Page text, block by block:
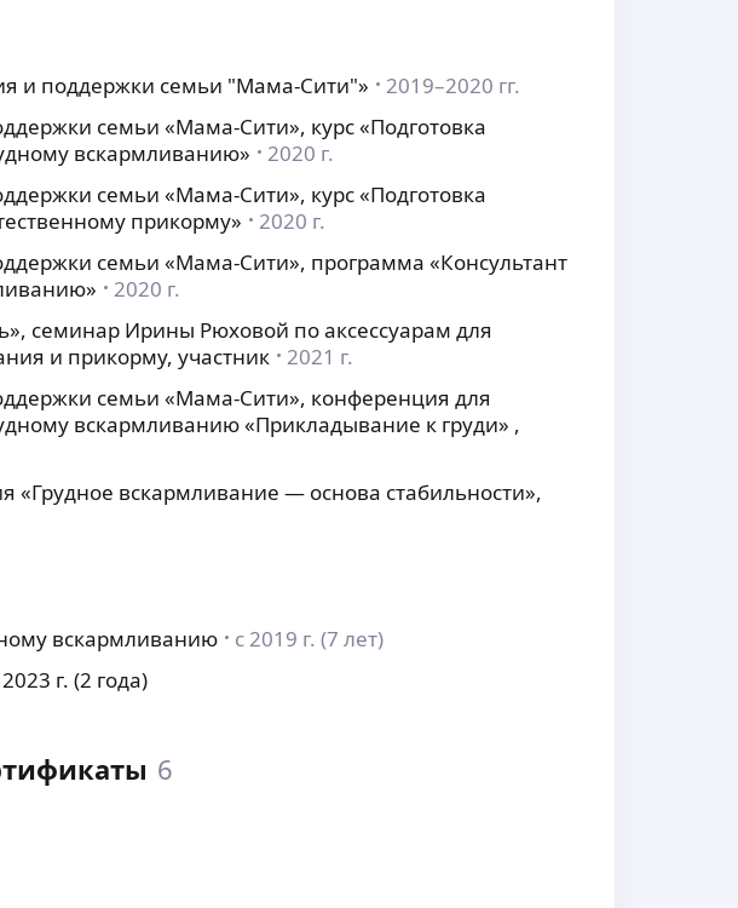
и поддержки семьи "Мама-Сити"»
2019–2020 гг.
семьи «Мама-Сити», курс «Подготовка
вскармливанию»
2020 г.
семьи «Мама-Сити», курс «Подготовка
прикорму»
2020 г.
семьи «Мама-Сити», программа «Консультант
2020 г.
семинар Ирины Рюховой по аксессуарам для
и прикорму, участник
2021 г.
семьи «Мама-Сити», конференция для
вскармливанию «Прикладывание к груди» ,
«Грудное вскармливание — основа стабильности»,
вскармливанию
с 2019 г. (7 лет)
г. (2 года)
6